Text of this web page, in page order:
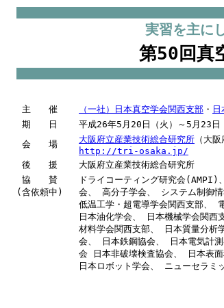
実習を主に
第50回真
主 催 （一社）日本真空学会関西支部 ・
期 日
平成26年5月20日（火）～5月23
会 場
大阪府立産業技術総合研究所 （大
http://tri-osaka.jp/
後 援
大阪府立産業技術総合研究所
協 賛
(含依頼中)
ドライコーティング研究会
会、 高分子学会、 システム制御
低温工学・超電導学会関西支部、
日本油化学会、 日本機械学会関
材料学会関西支部、 日本質量分析
会、 日本鉄鋼協会、 日本電気計
会 日本非破壊検査協会、 日本表
日本ロボット学会、 ニューセラ